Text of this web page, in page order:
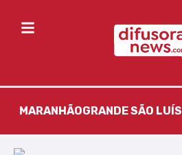
MARANHÃOGRANDE SÃO LUÍS